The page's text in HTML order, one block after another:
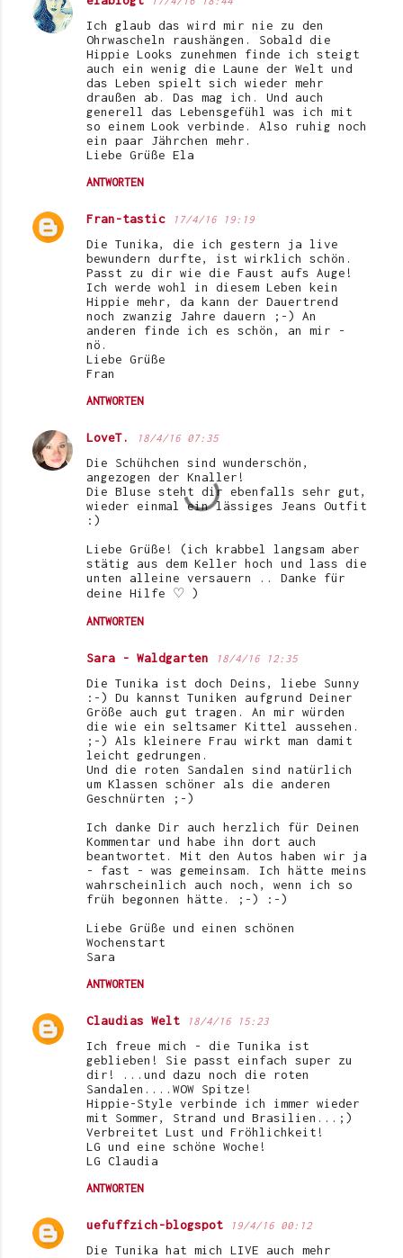
Ich glaub das wird mir nie zu den
Ohrwascheln raushängen. Sobald die
Hippie Looks zunehmen finde ich steigt
auch ein wenig die Laune der Welt und
das Leben spielt sich wieder mehr
draußen ab. Das mag ich. Und auch
generell das Lebensgefühl was ich mit
so einem Look verbinde. Also ruhig noch
ein paar Jährchen mehr.
Liebe Grüße Ela
ANTWORTEN
Fran-tastic 17/4/16 19:19
Die Tunika, die ich gestern ja live
bewundern durfte, ist wirklich schön.
Passt zu dir wie die Faust aufs Auge!
Ich werde wohl in diesem Leben kein
Hippie mehr, da kann der Dauertrend
noch zwanzig Jahre dauern ;-) An
anderen finde ich es schön, an mir -
nö.
Liebe Grüße
Fran
ANTWORTEN
LoveT. 18/4/16 07:35
Die Schühchen sind wunderschön,
angezogen der Knaller!
Die Bluse steht dir ebenfalls sehr gut,
wieder einmal ein lässiges Jeans Outfit
:)
Liebe Grüße! (ich krabbel langsam aber
stätig aus dem Keller hoch und lass die
unten alleine versauern .. Danke für
deine Hilfe ♡ )
ANTWORTEN
Sara - Waldgarten 18/4/16 12:35
Die Tunika ist doch Deins, liebe Sunny
:-) Du kannst Tuniken aufgrund Deiner
Größe auch gut tragen. An mir würden
die wie ein seltsamer Kittel aussehen.
;-) Als kleinere Frau wirkt man damit
leicht gedrungen.
Und die roten Sandalen sind natürlich
um Klassen schöner als die anderen
Geschnürten ;-)
Ich danke Dir auch herzlich für Deinen
Kommentar und habe ihn dort auch
beantwortet. Mit den Autos haben wir ja
- fast - was gemeinsam. Ich hätte meins
wahrscheinlich auch noch, wenn ich so
früh begonnen hätte. ;-) :-)
Liebe Grüße und einen schönen
Wochenstart
Sara
ANTWORTEN
Claudias Welt 18/4/16 15:23
Ich freue mich - die Tunika ist
geblieben! Sie passt einfach super zu
dir! ...und dazu noch die roten
Sandalen....WOW Spitze!
Hippie-Style verbinde ich immer wieder
mit Sommer, Strand und Brasilien...;)
Verbreitet Lust und Fröhlichkeit!
LG und eine schöne Woche!
LG Claudia
ANTWORTEN
uefuffzich-blogspot 19/4/16 00:12
Die Tunika hat mich LIVE auch mehr